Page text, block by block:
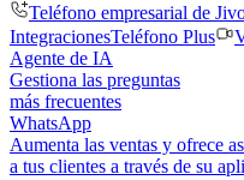
Teléfono empresarial de
IntegracionesTeléfono Plus
Agente de IA
Gestiona las preguntas
más frecuentes
WhatsApp
Aumenta las ventas y ofrece
a tus clientes a través de su